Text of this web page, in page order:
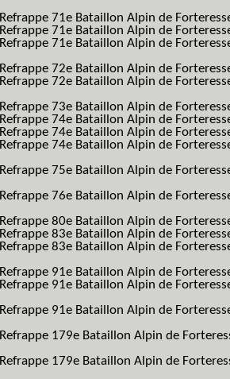
Refrappe 71e Bataillon Alpin de
Refrappe 71e Bataillon Alpin de
Refrappe 71e Bataillon Alpin de
Refrappe 72e Bataillon Alpin de
Refrappe 72e Bataillon Alpin de
Refrappe 73e Bataillon Alpin de
Refrappe 74e Bataillon Alpin de
Refrappe 74e Bataillon Alpin de
Refrappe 74e Bataillon Alpin de
Refrappe 75e Bataillon Alpin de
Refrappe 76e Bataillon Alpin de
Refrappe 80e Bataillon Alpin de
Refrappe 83e Bataillon Alpin de
Refrappe 83e Bataillon Alpin de
Refrappe 91e Bataillon Alpin de
Refrappe 91e Bataillon Alpin de
Refrappe 91e Bataillon Alpin de
Refrappe 179e Bataillon Alpin de
Refrappe 179e Bataillon Alpin de